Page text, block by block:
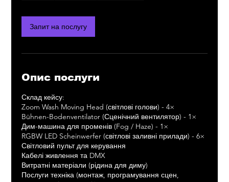
д
Запит на послугу
Опис послуги
Склад кейсу:
Zoom Wash Moving Head (світлові голови) - 4×
Bühnen-Bodenventilator (Сценічний вентилятор) - 1×
Дим-машина для променів (Fog / Haze) - 1×
RGBW LED Scheinwerfer (світлові заливні прилади) - 6×
Світловий пульт для керування
Кабелі живлення та DMX
Витратні матеріали (рідина для диму)
Послуги техніка (монтаж, програмування сцен,